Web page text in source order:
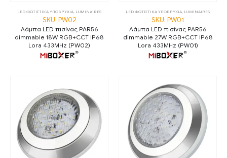
LED ΦΩΤΙΣΤΙΚΑ ΥΠΟΒΡΥΧΙΑ LUMINAIRES
SKU: PW02
Λάμπα LED πισίνας PAR56
dimmable 18W RGB+CCT IP68
Lora 433MHz (PW02)
LED ΦΩΤΙΣΤΙΚΑ ΥΠΟΒΡΥΧΙΑ LUMINAIRES
SKU: PW01
Λάμπα LED πισίνας PAR56
dimmable 27W RGB+CCT IP68
Lora 433MHz (PW01)